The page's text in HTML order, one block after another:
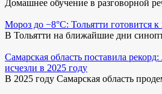
Домашнее обучение в разговорной
Мороз до −8°C: Тольятти готовится
В Тольятти на ближайшие дни
Самарская область поставила
исчезли в 2025 году
В 2025 году Самарская область